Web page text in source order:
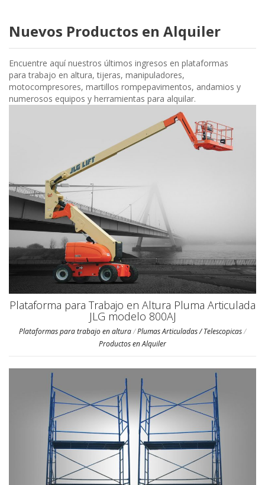
Nuevos Productos en Alquiler
Encuentre aquí nuestros últimos ingresos en plataformas
para trabajo en altura, tijeras, manipuladores,
motocompresores, martillos rompepavimentos, andamios y
numerosos equipos y herramientas para alquilar.
Plataforma para Trabajo en Altura Pluma Articulada
JLG modelo 800AJ
Plataformas para trabajo en altura/Plumas Articuladas / Telescopicas/
Productos en Alquiler